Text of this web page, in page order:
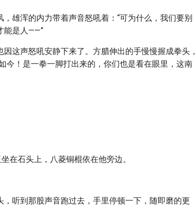
雄浑的内力带着声音怒吼着：“可为什么，我们要别
能是人——”
这声怒吼安静下来了。方腊伸出的手慢慢握成拳头，
今！是一拳一脚打出来的，你们也是看在眼里，这南
在石头上，八菱铜棍依在他旁边。
听到那股声音跑过去，手里停顿一下，随即磨的更